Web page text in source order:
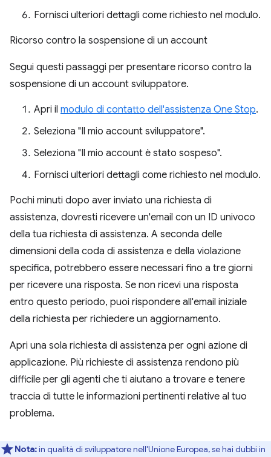
Fornisci ulteriori dettagli come richiesto nel modulo.
Ricorso contro la sospensione di un account
Segui questi passaggi per presentare ricorso contro la
sospensione di un account sviluppatore.
Apri il modulo di contatto dell'assistenza One Stop.
Seleziona "Il mio account sviluppatore".
Seleziona "Il mio account è stato sospeso".
Fornisci ulteriori dettagli come richiesto nel modulo.
Pochi minuti dopo aver inviato una richiesta di
assistenza, dovresti ricevere un'email con un ID univoco
della tua richiesta di assistenza. A seconda delle
dimensioni della coda di assistenza e della violazione
specifica, potrebbero essere necessari fino a tre giorni
per ricevere una risposta. Se non ricevi una risposta
entro questo periodo, puoi rispondere all'email iniziale
della richiesta per richiedere un aggiornamento.
Apri una sola richiesta di assistenza per ogni azione di
applicazione. Più richieste di assistenza rendono più
difficile per gli agenti che ti aiutano a trovare e tenere
traccia di tutte le informazioni pertinenti relative al tuo
problema.
Nota:in qualità di sviluppatore nell'Unione Europea, se hai dubbi in